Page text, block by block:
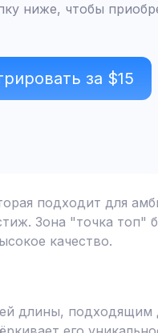
ниже, чтобы
за $15
подходит для
Зона "точка топ"
качество.
длины,